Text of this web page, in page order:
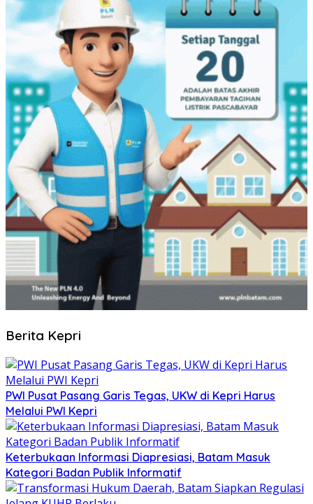
Berita Kepri
PWI Pusat Pasang Garis Tegas, UKW di Kepri Harus
Melalui PWI Kepri
Keterbukaan Informasi Diapresiasi, Batam Masuk
Kategori Badan Publik Informatif